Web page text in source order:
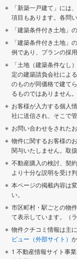
「新築一戸建て」には
項目もあります。各問
「建築条件付き土地」
「建築条件付き土地」
例であり、プランの採
「土地（建築条件なし
定の建築請負会社によ
のものが同価格で建て
るものではありません。
お客様が入力する個人
社に送信され、そこで管
お問い合わせをされた
物件に関するお客様の
関与いたしません。取
不動産購入の検討、契
より十分な説明を受け
本ページの掲載内容は
い。
市区町村・駅ごとの物
て表示しています。（
物件クチコミ情報は主
ビュー（外部サイト）
1 不動産情報サイト事